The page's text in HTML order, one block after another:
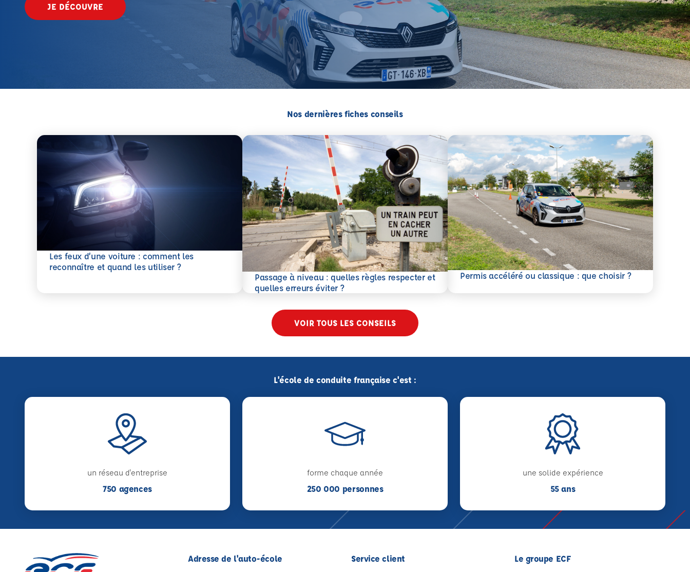
JE DÉCOUVRE
Nos dernières fiches conseils
Les feux d’une voiture : comment les
reconnaître et quand les utiliser ?
En savoir plus
Passage à niveau : quelles règles respecter et
quelles erreurs éviter ?
En savoir plus
Permis accéléré ou classique : que choisir ?
En savoir plus
VOIR TOUS LES CONSEILS
L'école de conduite française c'est :
un réseau d'entreprise
750 agences
forme chaque année
250 000 personnes
une solide expérience
55 ans
Adresse de l'auto-école Service client Le groupe ECF